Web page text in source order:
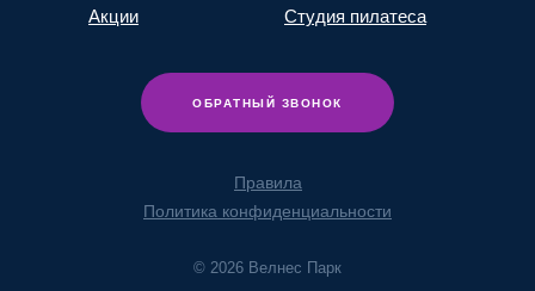
Акции
Правила
Политика конфиденциальности
© 2026 Велнес Парк
ОБРАТНЫЙ ЗВОНОК
Студия пилатеса